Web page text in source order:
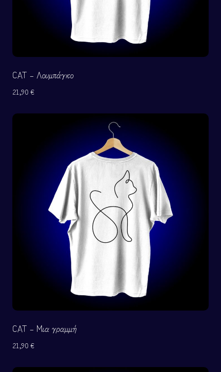
CAT – Λουμπάγκο
21,90 €
CAT – Μια γραμμή
21,90 €